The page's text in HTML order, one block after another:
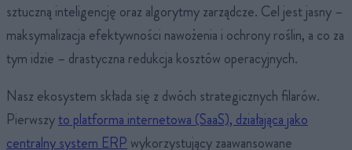
sztuczną inteligencję oraz algorytmy zarządcze. Cel jest jasny –
maksymalizacja efektywności nawożenia i ochrony roślin, a co za
tym idzie – drastyczna redukcja kosztów operacyjnych.
Nasz ekosystem składa się z dwóch strategicznych filarów.
Pierwszyto platforma internetowa (SaaS), działająca jako
centralny system ERPwykorzystujący zaawansowane